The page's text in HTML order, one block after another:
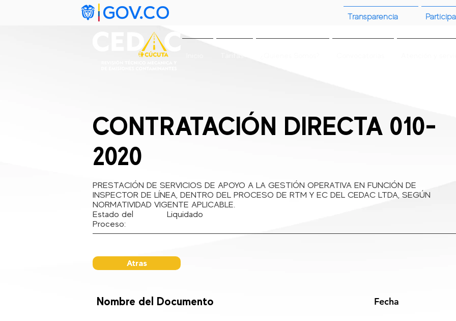
Transparencia Participa
CONTRATACIÓN DIRECTA 010-
2020
PRESTACIÓN DE SERVICIOS DE APOYO A LA GESTIÓN OPERATIVA EN FUNCIÓN DE
INSPECTOR DE LÍNEA, DENTRO DEL PROCESO DE RTM Y EC DEL CEDAC LTDA, SEGÚN
NORMATIVIDAD VIGENTE APLICABLE.
Estado del
Proceso:
Liquidado
Atras
Nombre del Documento Fecha